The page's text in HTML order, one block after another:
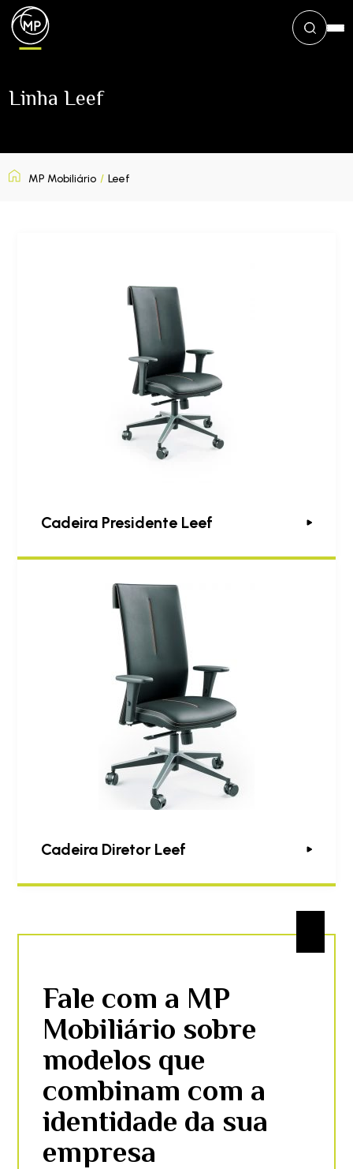
Linha Leef
MP Mobiliário / Leef
Cadeira Presidente Leef
Cadeira Diretor Leef
Fale com a MP
Mobiliário sobre
modelos que
combinam com a
identidade da sua
empresa